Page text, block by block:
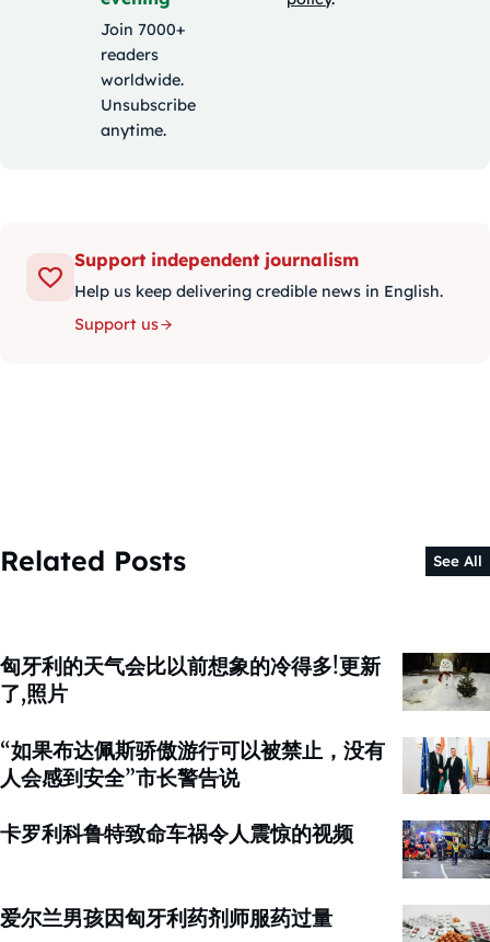
Join 7000+
readers
worldwide.
Unsubscribe
anytime.
Support independent journalism
Help us keep delivering credible news in English.
Support us
Related Posts See All
匈牙利的天气会比以前想象的冷得多!更新
了,照片
“如果布达佩斯骄傲游行可以被禁止，没有
人会感到安全”市长警告说
卡罗利科鲁特致命车祸令人震惊的视频
爱尔兰男孩因匈牙利药剂师服药过量